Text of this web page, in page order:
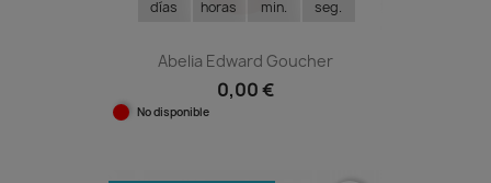
días horas min. seg.
Abelia Edward Goucher
0,00 €
No disponible